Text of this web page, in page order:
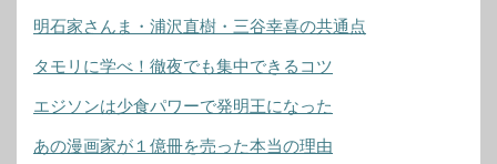
明石家さんま・浦沢直樹・三谷幸喜の共通点
タモリに学べ！徹夜でも集中できるコツ
エジソンは少食パワーで発明王になった
あの漫画家が１億冊を売った本当の理由